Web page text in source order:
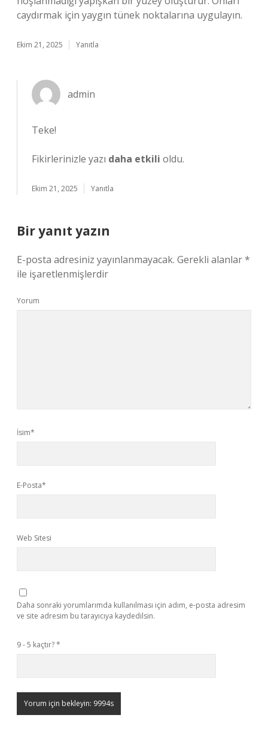
caydırmak için yaygın tünek noktalarına uygulayın.
Ekim 21, 2025 Yanıtla
admin
Teke!
Fikirlerinizle yazı daha etkili oldu.
Ekim 21, 2025 Yanıtla
Bir yanıt yazın
E-posta adresiniz yayınlanmayacak. Gerekli alanlar*
ile işaretlenmişlerdir
Yorum
İsim*
E-Posta*
Web Sitesi
Daha sonraki yorumlarımda kullanılması için adım, e-posta adresim
ve site adresim bu tarayıcıya kaydedilsin.
9 - 5 kaçtır?*